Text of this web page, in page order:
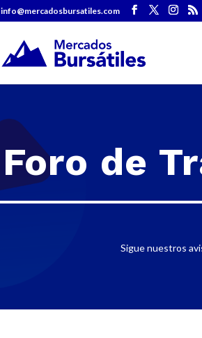
info@mercadosbursatiles.com
Foro de
Sigue nuestros